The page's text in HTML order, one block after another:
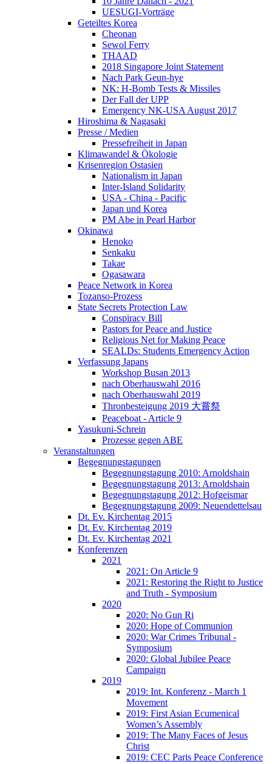
UESUGI-Vorträge
Geteiltes Korea
Cheonan
Sewol Ferry
THAAD
2018 Singapore Joint Statement
Nach Park Geun-hye
NK: H-Bomb Tests & Missiles
Der Fall der UPP
Emergency NK-USA August 2017
Hiroshima & Nagasaki
Presse / Medien
Pressefreiheit in Japan
Klimawandel & Ökologie
Krisenregion Ostasien
Nationalism in Japan
Inter-Island Solidarity
USA - China - Pacific
Japan und Korea
PM Abe in Pearl Harbor
Okinawa
Henoko
Senkaku
Takae
Ogasawara
Peace Network in Korea
Tozanso-Prozess
State Secrets Protection Law
Conspiracy Bill
Pastors for Peace and Justice
Religious Net for Making Peace
SEALDs: Students Emergency Action
Verfassung Japans
Workshop Busan 2013
nach Oberhauswahl 2016
nach Oberhauswahl 2019
Thronbesteigung 2019 大嘗祭
Peaceboat - Article 9
Yasukuni-Schrein
Prozesse gegen ABE
Veranstaltungen
Begegnungstagungen
Begegnungstagung 2010: Arnoldshain
Begegnungstagung 2013: Arnoldshain
Begegnungstagung 2012: Hofgeismar
Begegnungstagung 2009: Neuendettelsau
Dt. Ev. Kirchentag 2015
Dt. Ev. Kirchentag 2019
Dt. Ev. Kirchentag 2021
Konferenzen
2021
2021: On Article 9
2021: Restoring the Right to Justice
and Truth - Symposium
2020
2020: No Gun Ri
2020: Hope of Communion
2020: War Crimes Tribunal -
Symposium
2020: Global Jubilee Peace
Campaign
2019
2019: Int. Konferenz - March 1
Movement
2019: First Asian Ecumenical
Women’s Assembly
2019: The Many Faces of Jesus
Christ
2019: CEC Paris Peace Conference